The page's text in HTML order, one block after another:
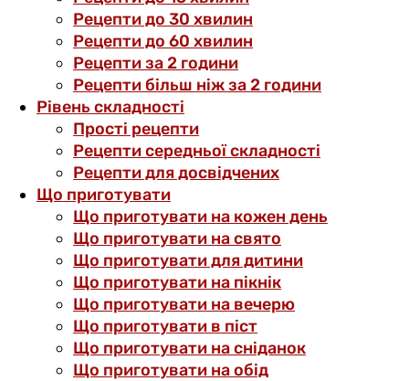
Рецепти до 30 хвилин
Рецепти до 60 хвилин
Рецепти за 2 години
Рецепти більш ніж за 2 години
Рівень складності
Прості рецепти
Рецепти середньої складності
Рецепти для досвідчених
Що приготувати
Що приготувати на кожен день
Що приготувати на свято
Що приготувати для дитини
Що приготувати на пікнік
Що приготувати на вечерю
Що приготувати в піст
Що приготувати на сніданок
Що приготувати на обід